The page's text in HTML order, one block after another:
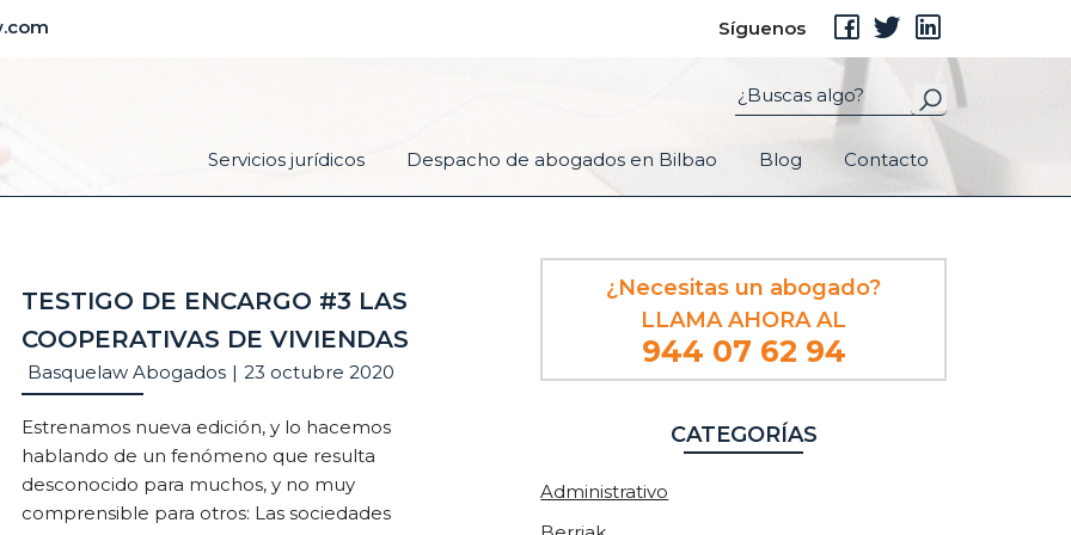
Síguenos
Servicios jurídicos Despacho de abogados en Bilbao Blog Contacto
TESTIGO DE ENCARGO #3 LAS
COOPERATIVAS DE VIVIENDAS
Basquelaw Abogados | 23 octubre 2020
Estrenamos nueva edición, y lo hacemos
hablando de un fenómeno que resulta
desconocido para muchos, y no muy
comprensible para otros: Las sociedades
Barra
principal
¿Necesitas un abogado?
LLAMA AHORA AL
944 07 62 94
CATEGORÍAS
Administrativo